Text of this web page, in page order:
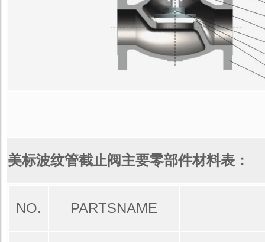
美标波纹管截止阀主要零部件材料表：
NO. PARTSNAME